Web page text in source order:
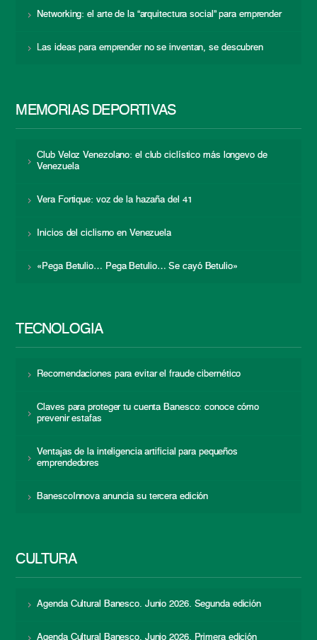
Networking: el arte de la “arquitectura social” para emprender
Las ideas para emprender no se inventan, se descubren
MEMORIAS DEPORTIVAS
Club Veloz Venezolano: el club ciclístico más longevo de
Venezuela
Vera Fortique: voz de la hazaña del 41
Inicios del ciclismo en Venezuela
«Pega Betulio… Pega Betulio… Se cayó Betulio»
TECNOLOGÍA
Recomendaciones para evitar el fraude cibernético
Claves para proteger tu cuenta Banesco: conoce cómo
prevenir estafas
Ventajas de la inteligencia artificial para pequeños
emprendedores
BanescoInnova anuncia su tercera edición
CULTURA
Agenda Cultural Banesco. Junio 2026. Segunda edición
Agenda Cultural Banesco. Junio 2026. Primera edición